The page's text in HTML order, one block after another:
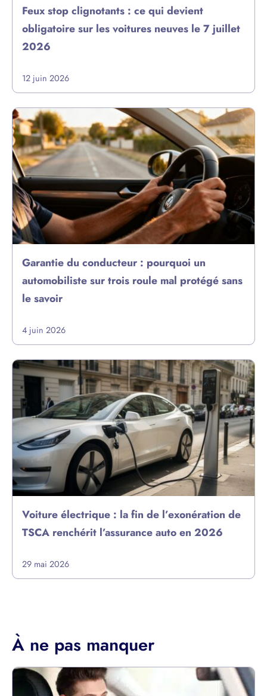
Feux stop clignotants : ce qui devient
obligatoire sur les voitures neuves le 7 juillet
2026
12 juin 2026
Garantie du conducteur : pourquoi un
automobiliste sur trois roule mal protégé sans
le savoir
4 juin 2026
Voiture électrique : la fin de l’exonération de
TSCA renchérit l’assurance auto en 2026
29 mai 2026
À ne pas manquer